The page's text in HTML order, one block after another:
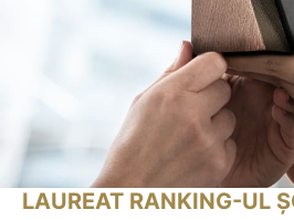
LAUREAT RANKING-UL